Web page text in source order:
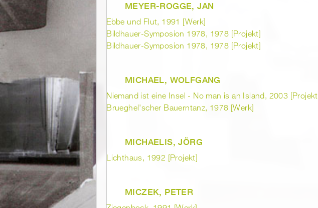
MEYER-ROGGE, JAN
Ebbe und Flut, 1991 [Werk]
Bildhauer-Symposion 1978, 1978 [Projekt]
Bildhauer-Symposion 1978, 1978 [Projekt]
MICHAEL, WOLFGANG
Niemand ist eine Insel - No man is an Island, 2003 [Projekt]
Brueghel'scher Bauerntanz, 1978 [Werk]
MICHAELIS, JÖRG
Lichthaus, 1992 [Projekt]
MICZEK, PETER